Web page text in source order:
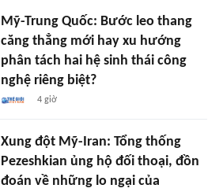
Mỹ-Trung Quốc: Bước leo thang
căng thẳng mới hay xu hướng
phân tách hai hệ sinh thái công
nghệ riêng biệt?
4 giờ
Xung đột Mỹ-Iran: Tổng thống
Pezeshkian ủng hộ đối thoại, đồn
đoán về những lo ngại của